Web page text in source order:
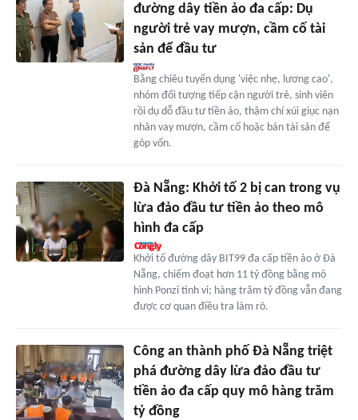
đường dây tiền ảo đa cấp: Dụ
người trẻ vay mượn, cầm cố tài
sản để đầu tư
Bằng chiêu tuyển dụng 'việc nhẹ, lương cao',
nhóm đối tượng tiếp cận người trẻ, sinh viên
rồi dụ dỗ đầu tư tiền ảo, thậm chí xúi giục nạn
nhân vay mượn, cầm cố hoặc bán tài sản để
góp vốn.
Đà Nẵng: Khởi tố 2 bị can trong vụ
lừa đảo đầu tư tiền ảo theo mô
hình đa cấp
Khởi tố đường dây BIT99 đa cấp tiền ảo ở Đà
Nẵng, chiếm đoạt hơn 11 tỷ đồng bằng mô
hình Ponzi tinh vi; hàng trăm tỷ đồng vẫn đang
được cơ quan điều tra làm rõ.
Công an thành phố Đà Nẵng triệt
phá đường dây lừa đảo đầu tư
tiền ảo đa cấp quy mô hàng trăm
tỷ đồng